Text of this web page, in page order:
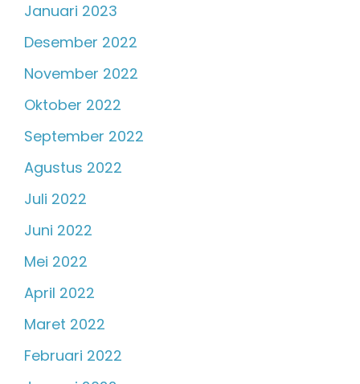
Januari 2023
Desember 2022
November 2022
Oktober 2022
September 2022
Agustus 2022
Juli 2022
Juni 2022
Mei 2022
April 2022
Maret 2022
Februari 2022